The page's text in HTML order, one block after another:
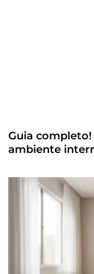
Guia completo!
ambiente